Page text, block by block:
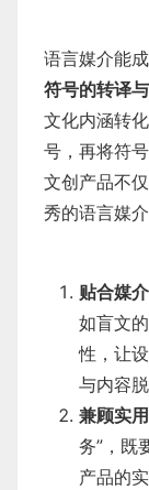
语言媒介能
符号的转译
文化内涵转
号，再将符
文创产品不
秀的语言媒
贴合媒
如盲文
性，让
与内容脱
兼顾实
务”，既
产品的